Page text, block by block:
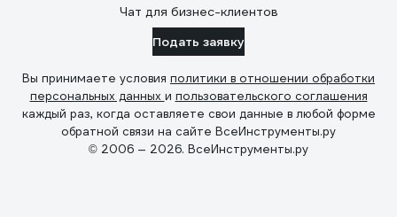
Чат для бизнес-клиентов
Подать заявку
Вы принимаете условия политики в отношении обработки
персональных данных и пользовательского соглашения
каждый раз, когда оставляете свои данные в любой форме
обратной связи на сайте ВсеИнструменты.ру
© 2006 — 2026. ВсеИнструменты.ру